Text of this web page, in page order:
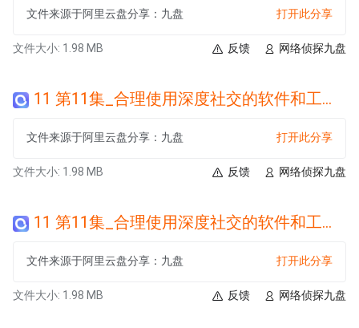
文件来源于阿里云盘分享：九盘 打开此分享
文件大小: 1.98 MB 网络侦探九盘
反馈
11 第11集_合理使用深度社交的软件和工具.wma
文件来源于阿里云盘分享：九盘 打开此分享
文件大小: 1.98 MB 网络侦探九盘
反馈
11 第11集_合理使用深度社交的软件和工具.wma
文件来源于阿里云盘分享：九盘 打开此分享
文件大小: 1.98 MB 网络侦探九盘
反馈